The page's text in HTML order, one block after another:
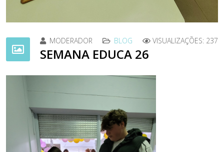
MODERADOR BLOG VISUALIZAÇÕES: 237
SEMANA EDUCA 26